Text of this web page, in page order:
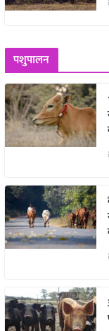
पशुपालन